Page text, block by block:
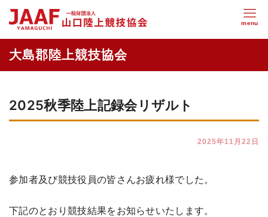
2025秋季陸上記録会リザルト
2025年11月22日
参加者及び競技役員の皆さんお疲れ様でした。
下記のとおり競技結果をお知らせいたします。